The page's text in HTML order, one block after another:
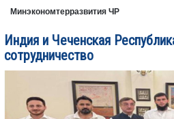
Минэкономтерразвития ЧР
Индия и Чеченская
сотрудничество